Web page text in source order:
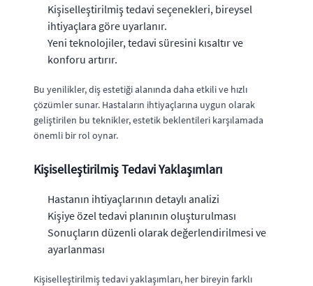
Kişiselleştirilmiş tedavi seçenekleri, bireysel
ihtiyaçlara göre uyarlanır.
Yeni teknolojiler, tedavi süresini kısaltır ve
konforu artırır.
Bu yenilikler, diş estetiği alanında daha etkili ve hızlı
çözümler sunar. Hastaların ihtiyaçlarına uygun olarak
geliştirilen bu teknikler, estetik beklentileri karşılamada
önemli bir rol oynar.
Kişiselleştirilmiş Tedavi Yaklaşımları
Hastanın ihtiyaçlarının detaylı analizi
Kişiye özel tedavi planının oluşturulması
Sonuçların düzenli olarak değerlendirilmesi ve
ayarlanması
Kişiselleştirilmiş tedavi yaklaşımları, her bireyin farklı